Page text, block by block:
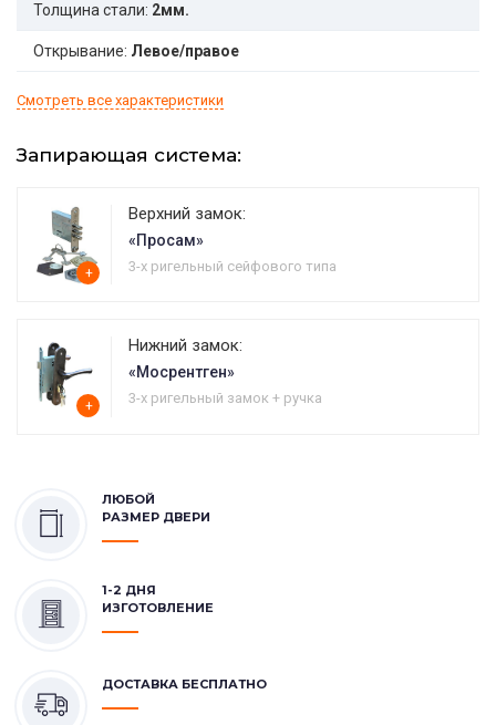
Толщина стали: 2мм.
Открывание: Левое/правое
Смотреть все характеристики
Запирающая система:
+
Верхний замок:
«Просам»
3-х ригельный сейфового типа
+
Нижний замок:
«Мосрентген»
3-х ригельный замок + ручка
ЛЮБОЙ
РАЗМЕР ДВЕРИ
1-2 ДНЯ
ИЗГОТОВЛЕНИЕ
ДОСТАВКА БЕСПЛАТНО